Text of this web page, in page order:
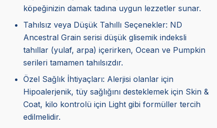
köpeğinizin damak tadına uygun lezzetler sunar.
Tahılsız veya Düşük Tahıllı Seçenekler: ND
Ancestral Grain serisi düşük glisemik indeksli
tahıllar (yulaf, arpa) içerirken, Ocean ve Pumpkin
serileri tamamen tahılsızdır.
Özel Sağlık İhtiyaçları: Alerjisi olanlar için
Hipoalerjenik, tüy sağlığını desteklemek için Skin &
Coat, kilo kontrolü için Light gibi formüller tercih
edilmelidir.